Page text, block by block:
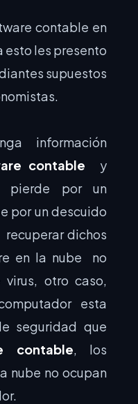
contable en
esto les presento
supuestos
información
contable y
pierde por un
por un descuido
dichos
en la nube no
otro caso,
esta
seguridad que
contable, los
nube no ocupan